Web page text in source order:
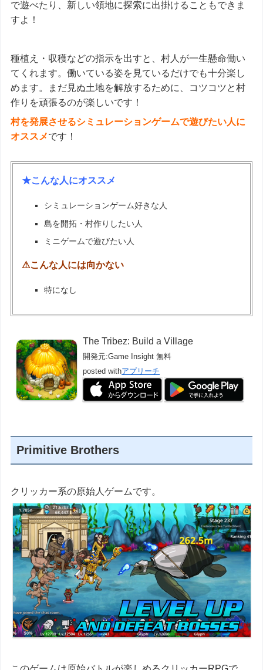
で遊べたり、新しい領地に探索に出掛けることもできま
すよ！
種植え・収穫などの指示を出すと、村人が一生懸命働い
てくれます。働いている姿を見ているだけでも十分楽し
めます。まだ見ぬ土地を解放するために、コツコツと村
作りを頑張るのが楽しいです！
村を発展させるシミュレーションゲームで遊びたい人に
オススメです！
★こんな人にオススメ
シミュレーションゲーム好きな人
島を開拓・村作りしたい人
ミニゲームで遊びたい人
⚠こんな人には向かない
特になし
The Tribez: Build a Village
開発元:Game Insight 無料
posted withアプリーチ
Primitive Brothers
クリッカー系の原始人ゲームです。